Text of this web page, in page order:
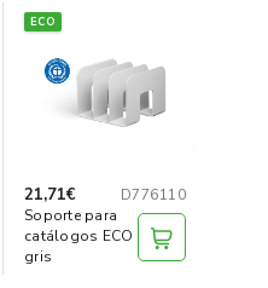
›
›
›
ECO
21,71€
D776110
Soporte para
catálogos ECO
gris